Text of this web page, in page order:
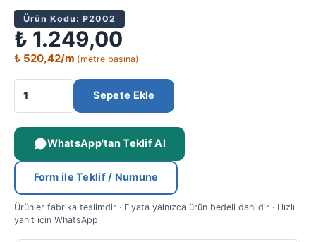
Ürün Kodu: P2002
₺ 1.249,00
₺ 520,42/m (metre başına)
Sepete Ekle
WhatsApp'tan Teklif Al
Form ile Teklif / Numune
Ürünler fabrika teslimdir · Fiyata yalnızca ürün bedeli dahildir · Hızlı
yanıt için WhatsApp